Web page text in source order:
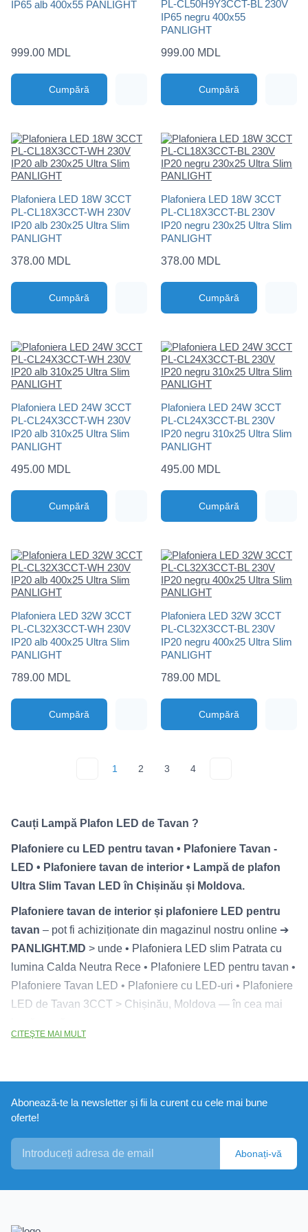
IP65 alb 400x55 PANLIGHT
999.00 MDL
Cumpără
PL-CL50H9Y3CCT-BL 230V
IP65 negru 400x55
PANLIGHT
999.00 MDL
Cumpără
Plafoniera LED 18W 3CCT
PL-CL18X3CCT-WH 230V
IP20 alb 230x25 Ultra Slim
PANLIGHT
378.00 MDL
Cumpără
Plafoniera LED 18W 3CCT
PL-CL18X3CCT-BL 230V
IP20 negru 230x25 Ultra Slim
PANLIGHT
378.00 MDL
Cumpără
Plafoniera LED 24W 3CCT
PL-CL24X3CCT-WH 230V
IP20 alb 310x25 Ultra Slim
PANLIGHT
495.00 MDL
Cumpără
Plafoniera LED 24W 3CCT
PL-CL24X3CCT-BL 230V
IP20 negru 310x25 Ultra Slim
PANLIGHT
495.00 MDL
Cumpără
Plafoniera LED 32W 3CCT
PL-CL32X3CCT-WH 230V
IP20 alb 400x25 Ultra Slim
PANLIGHT
789.00 MDL
Cumpără
Plafoniera LED 32W 3CCT
PL-CL32X3CCT-BL 230V
IP20 negru 400x25 Ultra Slim
PANLIGHT
789.00 MDL
Cumpără
1 2 3 4
Cauți Lampă Plafon LED de Tavan ?
Plafoniere cu LED pentru tavan • Plafoniere Tavan -
LED • Plafoniere tavan de interior • Lampă de plafon
Ultra Slim Tavan LED în Chișinău și Moldova.
Plafoniere tavan de interior și plafoniere LED pentru
tavan – pot fi achiziționate din magazinul nostru online ➔
PANLIGHT.MD > unde • Plafoniera LED slim Patrata cu
lumina Calda Neutra Rece • Plafoniere LED pentru tavan •
Plafoniere Tavan LED • Plafoniere cu LED-uri • Plafoniere
LED de Tavan 3CCT > Chișinău, Moldova — în cea mai
iluminarea spațiilor rezidențiale și spațiilor comerciale.
construcție ușoară, design stilat și durabilitate îndelungată.
Plafoniere de tavan sunt disponibile în diferite culori:
CITEŞTE MAI MULT
Abonează-te la newsletter și fii la curent cu cele mai bune
oferte!
Abonați-vă